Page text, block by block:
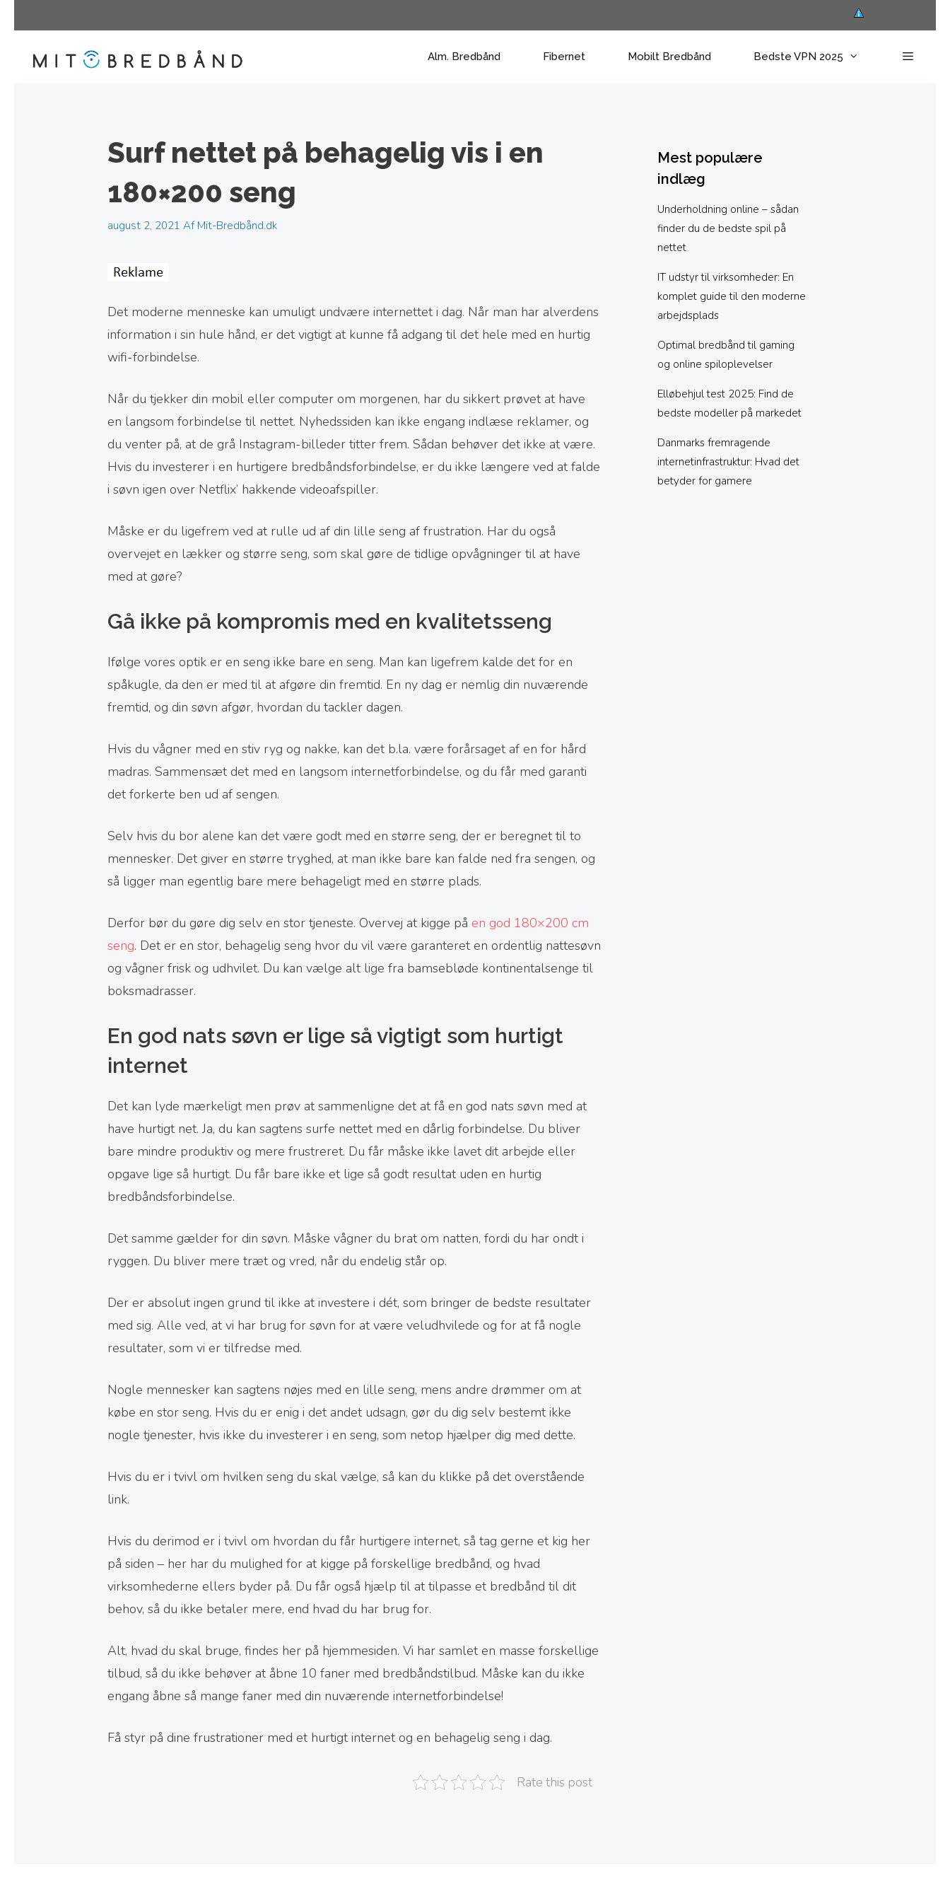
til
indhold
Alm. Bredbånd Fibernet Mobilt Bredbånd Bedste VPN 2025
Surf nettet på behagelig vis i en
180×200 seng
august 2, 2021 Af Mit-Bredbånd.dk
Det moderne menneske kan umuligt undvære internettet i dag. Når man har alverdens
information i sin hule hånd, er det vigtigt at kunne få adgang til det hele med en hurtig
wifi-forbindelse.
Når du tjekker din mobil eller computer om morgenen, har du sikkert prøvet at have
en langsom forbindelse til nettet. Nyhedssiden kan ikke engang indlæse reklamer, og
du venter på, at de grå Instagram-billeder titter frem. Sådan behøver det ikke at være.
Hvis du investerer i en hurtigere bredbåndsforbindelse, er du ikke længere ved at falde
i søvn igen over Netflix’ hakkende videoafspiller.
Måske er du ligefrem ved at rulle ud af din lille seng af frustration. Har du også
overvejet en lækker og større seng, som skal gøre de tidlige opvågninger til at have
med at gøre?
Gå ikke på kompromis med en kvalitetsseng
Ifølge vores optik er en seng ikke bare en seng. Man kan ligefrem kalde det for en
spåkugle, da den er med til at afgøre din fremtid. En ny dag er nemlig din nuværende
fremtid, og din søvn afgør, hvordan du tackler dagen.
Hvis du vågner med en stiv ryg og nakke, kan det b.la. være forårsaget af en for hård
madras. Sammensæt det med en langsom internetforbindelse, og du får med garanti
det forkerte ben ud af sengen.
Selv hvis du bor alene kan det være godt med en større seng, der er beregnet til to
mennesker. Det giver en større tryghed, at man ikke bare kan falde ned fra sengen, og
så ligger man egentlig bare mere behageligt med en større plads.
Derfor bør du gøre dig selv en stor tjeneste. Overvej at kigge på en god 180×200 cm
seng. Det er en stor, behagelig seng hvor du vil være garanteret en ordentlig nattesøvn
og vågner frisk og udhvilet. Du kan vælge alt lige fra bamsebløde kontinentalsenge til
boksmadrasser.
En god nats søvn er lige så vigtigt som hurtigt
internet
Det kan lyde mærkeligt men prøv at sammenligne det at få en god nats søvn med at
have hurtigt net. Ja, du kan sagtens surfe nettet med en dårlig forbindelse. Du bliver
bare mindre produktiv og mere frustreret. Du får måske ikke lavet dit arbejde eller
opgave lige så hurtigt. Du får bare ikke et lige så godt resultat uden en hurtig
bredbåndsforbindelse.
Det samme gælder for din søvn. Måske vågner du brat om natten, fordi du har ondt i
ryggen. Du bliver mere træt og vred, når du endelig står op.
Der er absolut ingen grund til ikke at investere i dét, som bringer de bedste resultater
med sig. Alle ved, at vi har brug for søvn for at være veludhvilede og for at få nogle
resultater, som vi er tilfredse med.
Nogle mennesker kan sagtens nøjes med en lille seng, mens andre drømmer om at
købe en stor seng. Hvis du er enig i det andet udsagn, gør du dig selv bestemt ikke
nogle tjenester, hvis ikke du investerer i en seng, som netop hjælper dig med dette.
Hvis du er i tvivl om hvilken seng du skal vælge, så kan du klikke på det overstående
link.
Hvis du derimod er i tvivl om hvordan du får hurtigere internet, så tag gerne et kig her
på siden – her har du mulighed for at kigge på forskellige bredbånd, og hvad
virksomhederne ellers byder på. Du får også hjælp til at tilpasse et bredbånd til dit
behov, så du ikke betaler mere, end hvad du har brug for.
Alt, hvad du skal bruge, findes her på hjemmesiden. Vi har samlet en masse forskellige
tilbud, så du ikke behøver at åbne 10 faner med bredbåndstilbud. Måske kan du ikke
engang åbne så mange faner med din nuværende internetforbindelse!
Få styr på dine frustrationer med et hurtigt internet og en behagelig seng i dag.
Rate this post
Mest populære
indlæg
Underholdning online – sådan
finder du de bedste spil på
nettet
IT udstyr til virksomheder: En
komplet guide til den moderne
arbejdsplads
Optimal bredbånd til gaming
og online spiloplevelser
Elløbehjul test 2025: Find de
bedste modeller på markedet
Danmarks fremragende
internetinfrastruktur: Hvad det
betyder for gamere